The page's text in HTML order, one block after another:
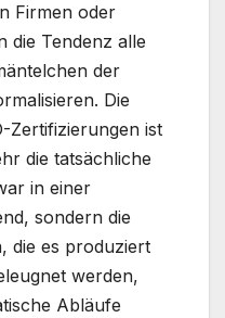
Firmen oder
die Tendenz alle
der
Die
Zertifizierungen ist
die tatsächliche
in einer
sondern die
die es produziert
werden,
Abläufe